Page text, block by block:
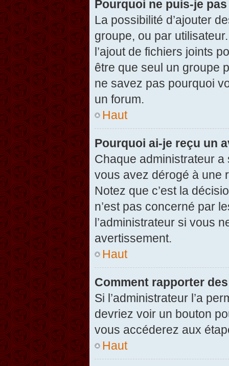
Pourquoi ne puis-je
La possibilité d’ajouter
groupe, ou par
l’ajout de fichiers joints
être que seul un groupe
ne savez pas pourquoi
un forum.
Haut
Pourquoi ai-je reçu un
Chaque administrateur
vous avez dérogé à une
Notez que c’est la
n’est pas concerné par
l’administrateur si vous
avertissement.
Haut
Comment rapporter
Si l’administrateur l’a
devriez voir un bouton
vous accéderez aux
Haut